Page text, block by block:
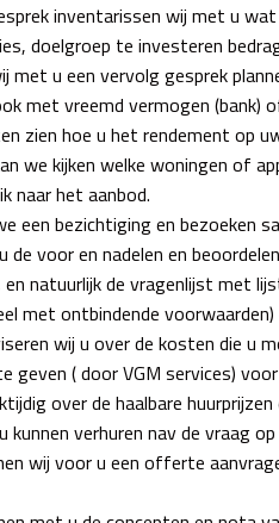
inventarissen wij met u
doelgroep te investeren
met u een vervolg gesprek
met vreemd vermogen
zien hoe u het rendement op
we kijken welke woningen of
naar het aanbod.
een bezichtiging en bezoeken
de voor en nadelen en
natuurlijk de vragenlijst met
met ontbindende
wij u over de kosten die u
geven ( door VGM services)
over de haalbare
kunnen verhuren nav de vraag
wij voor u een offerte